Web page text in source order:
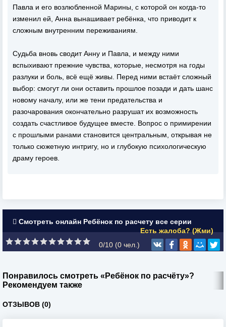
Павла и его возлюбленной Марины, с которой он когда-то
изменил ей, Анна вынашивает ребёнка, что приводит к
сложным внутренним переживаниям.
Судьба вновь сводит Анну и Павла, и между ними
вспыхивают прежние чувства, которые, несмотря на годы
разлуки и боль, всё ещё живы. Перед ними встаёт сложный
выбор: смогут ли они оставить прошлое позади и дать шанс
новому началу, или же тени предательства и
разочарования окончательно разрушат их возможность
создать счастливое будущее вместе. Вопрос о примирении
с прошлыми ранами становится центральным, открывая не
только сюжетную интригу, но и глубокую психологическую
драму героев.
Смотреть онлайн Ребёнок по расчету все серии
Есть жалоба? (Жми)
0/10 (0 чел.)
Понравилось смотреть «Ребёнок по расчёту»?
Рекомендуем также
ОТЗЫВОВ (0)